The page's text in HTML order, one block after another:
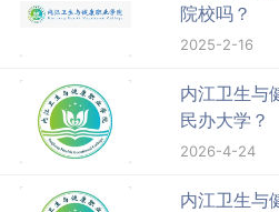
院校吗？
2025-2-16
内江卫生与
民办大学？
2026-4-24
内江卫生与